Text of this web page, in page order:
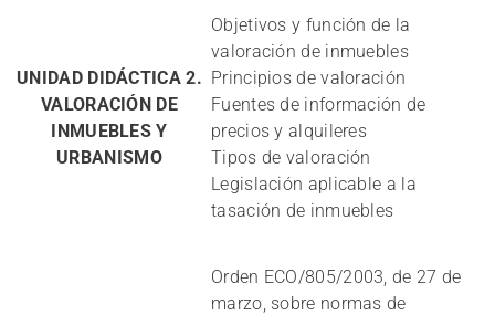
UNIDAD DIDÁCTICA 2.
VALORACIÓN DE
INMUEBLES Y
URBANISMO
Objetivos y función de la
valoración de inmuebles
Principios de valoración
Fuentes de información de
precios y alquileres
Tipos de valoración
Legislación aplicable a la
tasación de inmuebles
Orden ECO/805/2003, de 27 de
marzo, sobre normas de